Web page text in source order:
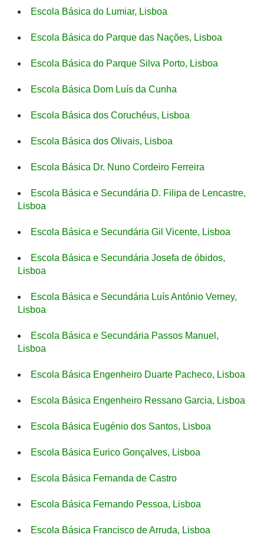
Escola Básica do Lumiar, Lisboa
Escola Básica do Parque das Nações, Lisboa
Escola Básica do Parque Silva Porto, Lisboa
Escola Básica Dom Luís da Cunha
Escola Básica dos Coruchéus, Lisboa
Escola Básica dos Olivais, Lisboa
Escola Básica Dr. Nuno Cordeiro Ferreira
Escola Básica e Secundária D. Filipa de Lencastre,
Lisboa
Escola Básica e Secundária Gil Vicente, Lisboa
Escola Básica e Secundária Josefa de óbidos,
Lisboa
Escola Básica e Secundária Luís António Verney,
Lisboa
Escola Básica e Secundária Passos Manuel,
Lisboa
Escola Básica Engenheiro Duarte Pacheco, Lisboa
Escola Básica Engenheiro Ressano Garcia, Lisboa
Escola Básica Eugénio dos Santos, Lisboa
Escola Básica Eurico Gonçalves, Lisboa
Escola Básica Fernanda de Castro
Escola Básica Fernando Pessoa, Lisboa
Escola Básica Francisco de Arruda, Lisboa